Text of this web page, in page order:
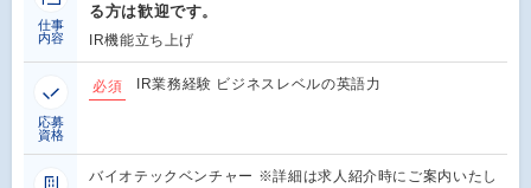
仕事
内容
る方は歓迎です。
IR機能立ち上げ
応募
資格
必須 IR業務経験 ビジネスレベルの英語力
バイオテックベンチャー ※詳細は求人紹介時にご案内いたし